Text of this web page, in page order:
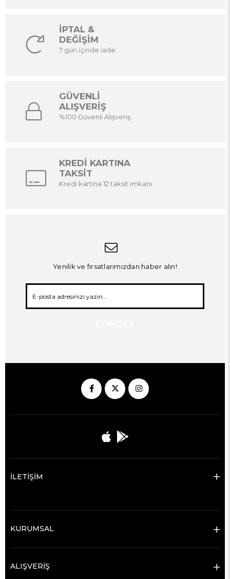
İPTAL &
DEĞİŞİM
7 gün içinde iade.
GÜVENLİ
ALIŞVERİŞ
%100 Güvenli Alışveriş.
KREDİ KARTINA
TAKSİT
Kredi kartına 12 taksit imkanı.
Yenilik ve fırsatlarımızdan haber alın!
İLETİŞİM
KURUMSAL
ALIŞVERİŞ